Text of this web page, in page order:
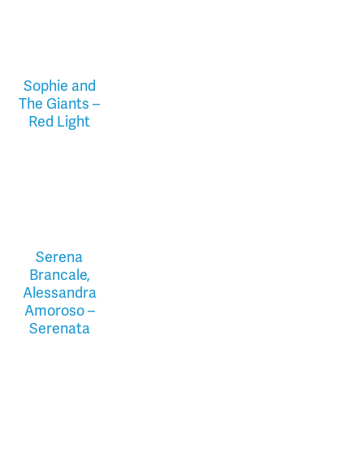
Sophie and
The Giants –
Red Light
Serena
Brancale,
Alessandra
Amoroso –
Serenata